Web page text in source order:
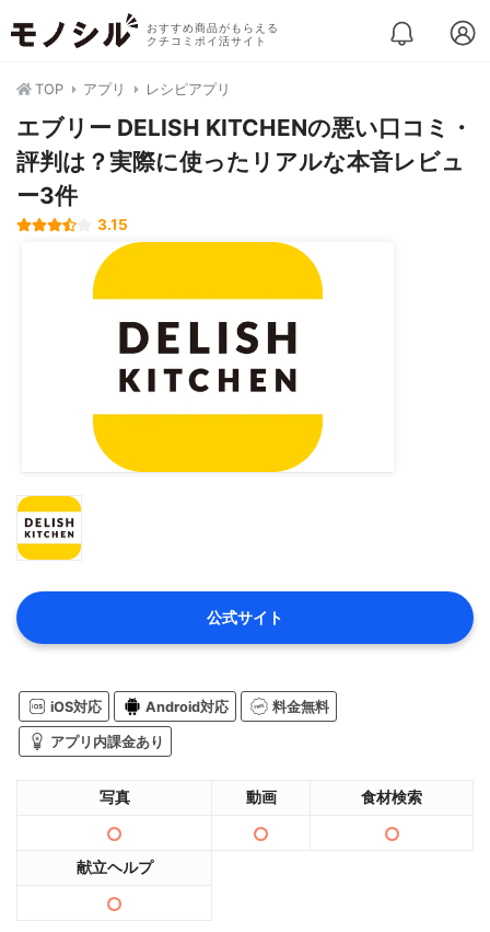
おすすめ商品がもらえる
クチコミポイ活サイト
TOP アプリ レシピアプリ
エブリー DELISH KITCHENの悪い口コミ・
評判は？実際に使ったリアルな本音レビュ
ー3件
3.15
公式サイト
iOS対応 Android対応 料金無料
アプリ内課金あり
写真 動画 食材検索
献立ヘルプ